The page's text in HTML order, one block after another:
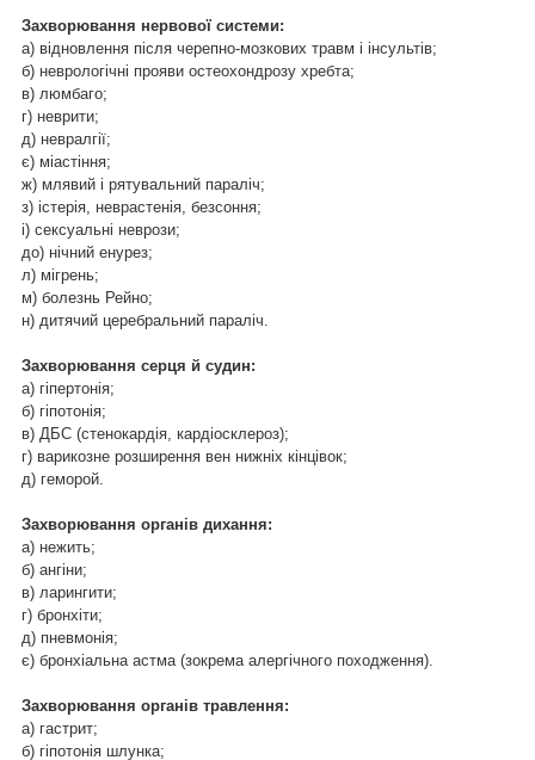
Захворювання нервової системи:
а) відновлення після черепно-мозкових травм і інсультів;
б) неврологічні прояви остеохондрозу хребта;
в) люмбаго;
г) неврити;
д) невралгії;
є) міастіння;
ж) млявий і рятувальний параліч;
з) істерія, неврастенія, безсоння;
і) сексуальні неврози;
до) нічний енурез;
л) мігрень;
м) болезнь Рейно;
н) дитячий церебральний параліч.
Захворювання серця й судин:
а) гіпертонія;
б) гіпотонія;
в) ДБС (стенокардія, кардіосклероз);
г) варикозне розширення вен нижніх кінцівок;
д) геморой.
Захворювання органів дихання:
а) нежить;
б) ангіни;
в) ларингити;
г) бронхіти;
д) пневмонія;
є) бронхіальна астма (зокрема алергічного походження).
Захворювання органів травлення:
а) гастрит;
б) гіпотонія шлунка;